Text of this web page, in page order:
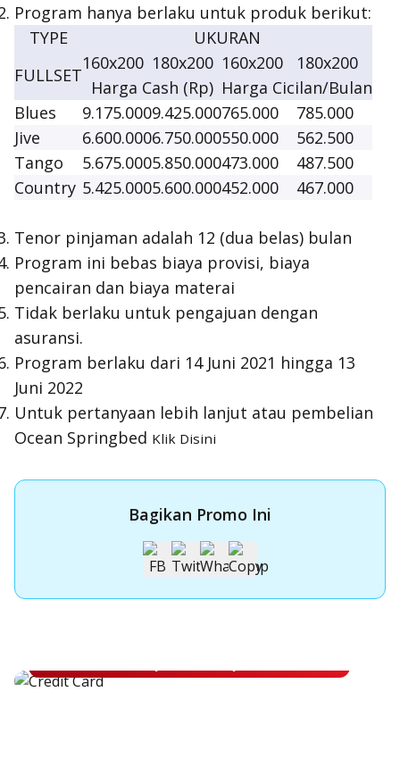
Program hanya berlaku untuk produk berikut:
TYPE
UKURAN
FULLSET
160x200 180x200 160x200
180x200
Harga Cash (Rp) Harga Cicilan/Bulan
Blues
9.175.0009.425.000765.000
785.000
Jive
6.600.0006.750.000550.000
562.500
Tango
5.675.0005.850.000473.000
487.500
Country 5.425.0005.600.000452.000 467.000
Tenor pinjaman adalah 12 (dua belas) bulan
Program ini bebas biaya provisi, biaya
pencairan dan biaya materai
Tidak berlaku untuk pengajuan dengan
asuransi.
Program berlaku dari 14 Juni 2021 hingga 13
Juni 2022
Untuk pertanyaan lebih lanjut atau pembelian
Ocean Springbed Klik Disini
Bagikan Promo Ini
Apply Kartu Kredit OCBC NISP